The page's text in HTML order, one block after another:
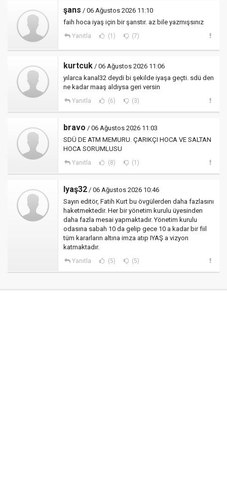
şans / 06 Ağustos 2026 11:10
faih hoca iyaş için bir şanstır. az bile yazmışsınız
Yanıtla (1) (7)
kurtcuk / 06 Ağustos 2026 11:06
yılarca kanal32 deydi bi şekilde iyaşa geçti. sdü den
ne kadar maaş aldıysa geri versin
Yanıtla (6) (3)
bravo / 06 Ağustos 2026 11:03
SDÜ DE ATM MEMURU. ÇARIKÇI HOCA VE SALTAN
HOCA SORUMLUSU
Yanıtla (8) (1)
Iyaş32 / 06 Ağustos 2026 10:46
Sayın editör, Fatih Kurt bu övgülerden daha fazlasını
haketmektedir. Her bir yönetim kurulu üyesinden
daha fazla mesai yapmaktadır. Yönetim kurulu
odasına sabah 10 da gelip gece 10 a kadar bir fiil
tüm kararların altına imza atıp IYAŞ a vizyon
katmaktadır.
Yanıtla (5) (5)